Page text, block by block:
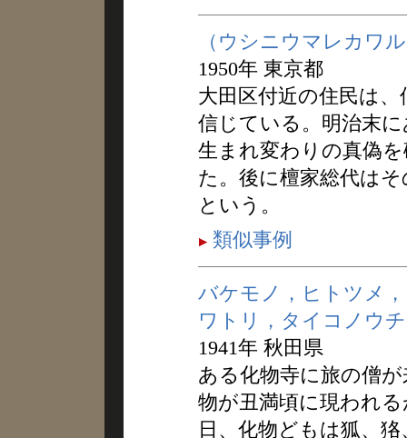
（ウシニウマレカワ
1950年 東京都
大田区付近の住民は
信じている。明治末
生まれ変わりの真偽
た。後に檀家総代は
という。
類似事例
バケモノ，ヒトツメ
ワトリ，タイコノウ
1941年 秋田県
ある化物寺に旅の僧
物が丑満頃に現われ
日、化物どもは狐、